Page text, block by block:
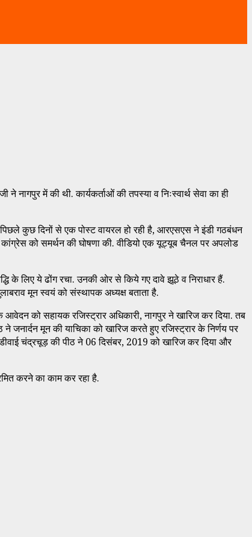
नागपुर में की थी. कार्यकर्ताओं की तपस्या व निःस्वार्थ सेवा का ही
कुछ दिनों से एक पोस्ट वायरल हो रही है, आरएसएस ने इंडी गठबंधन
कांग्रेस को समर्थन की घोषणा की. वीडियो एक यूट्यूब चैनल पर अपलोड
के लिए ये ढोंग रचा. उनकी ओर से किये गए दावे झूठे व निराधार हैं.
मून स्वयं को संस्थापक अध्यक्ष बताता है.
को सहायक रजिस्ट्रार अधिकारी, नागपुर ने खारिज कर दिया. तब
ने जनार्दन मून की याचिका को खारिज करते हुए रजिस्ट्रार के निर्णय पर
डीवाई चंद्रचूड़ की पीठ ने 06 दिसंबर, 2019 को खारिज कर दिया और
करने का काम कर रहा है.